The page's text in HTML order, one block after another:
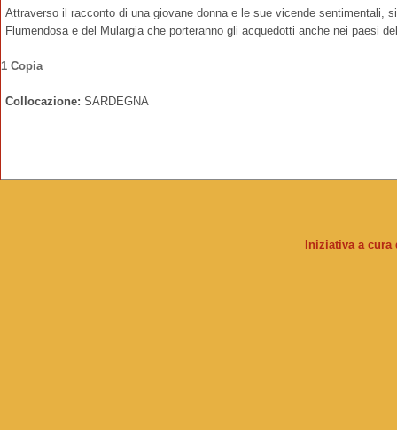
Attraverso il racconto di una giovane donna e le sue vicende sentimentali,
Flumendosa e del Mulargia che porteranno gli acquedotti anche nei paesi
1 Copia
Collocazione: SARDEGNA
Iniziativa a cura